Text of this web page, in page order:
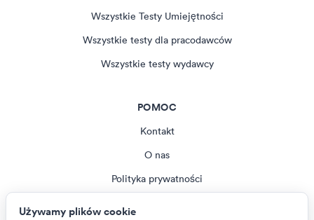
Wszystkie Testy Umiejętności
Wszystkie testy dla pracodawców
Wszystkie testy wydawcy
POMOC
Kontakt
O nas
Polityka prywatności
Używamy plików cookie